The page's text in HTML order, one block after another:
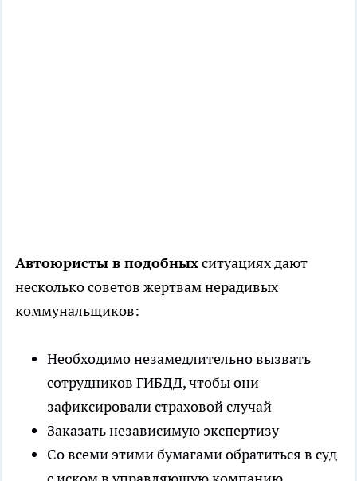
Автоюристы в подобныхситуациях дают
несколько советов жертвам нерадивых
коммунальщиков:
Необходимо незамедлительно вызвать
сотрудников ГИБДД, чтобы они
зафиксировали страховой случай
Заказать независимую экспертизу
Со всеми этими бумагами обратиться в суд